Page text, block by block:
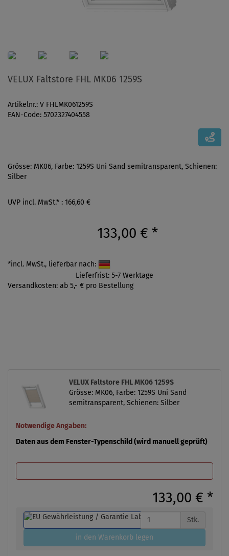
VELUX Faltstore FHL MK06 1259S
Artikelnr.: V FHLMK061259S
EAN-Code: 5702327404558
Grösse: MK06, Farbe: 1259S Uni Sand semitransparent, Schienen:
Silber
UVP incl. MwSt.* : 166,60 €
133,00 € *
*incl. MwSt., lieferbar nach:
Lieferfrist: 5-7 Werktage
Versandkosten: ab 5,- € pro Bestellung
VELUX Faltstore FHL MK06 1259S
Grösse: MK06, Farbe: 1259S Uni Sand
semitransparent, Schienen: Silber
Notwendige Angaben:
Daten aus dem Fenster-Typenschild (wird manuell geprüft)
133,00 € *
Stk.
in den Warenkorb legen